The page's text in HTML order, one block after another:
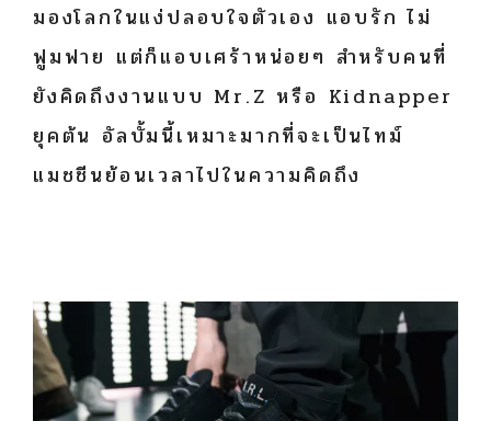
มองโลกในแง่ปลอบใจตัวเอง แอบรัก ไม่
ฟูมฟาย แต่ก็แอบเศร้าหน่อยๆ สำหรับคนที่
ยังคิดถึงงานแบบ Mr.Z หรือ Kidnapper
ยุคต้น อัลบั้มนี้เหมาะมากที่จะเป็นไทม์
แมชชีนย้อนเวลาไปในความคิดถึง